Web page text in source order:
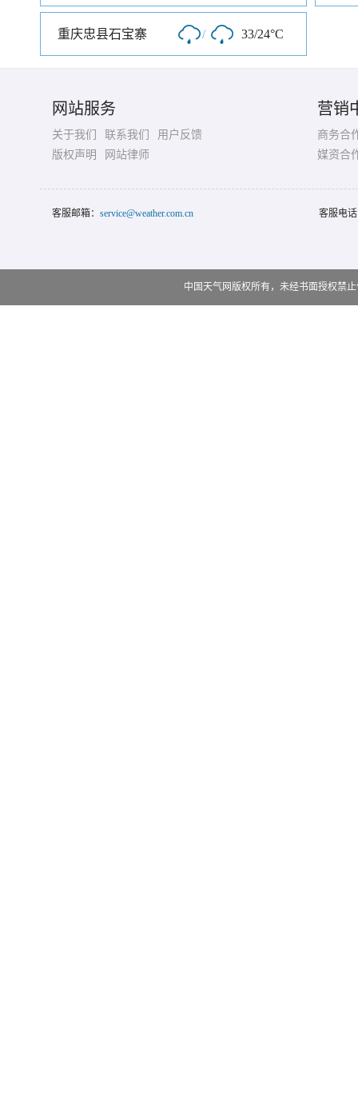
重庆忠县石宝寨 / 33/24°C
网站服务
关于我们 联系我们
用户反馈
版权声明
网站律师
营销
商务合
媒资合
客服邮箱： service@weather.com.cn 客服电
中国天气网版权所有，未经书面授权